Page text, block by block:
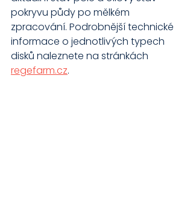
pokryvu půdy po mělkém
zpracování. Podrobnější technické
informace o jednotlivých typech
disků naleznete na stránkách
regefarm.cz.